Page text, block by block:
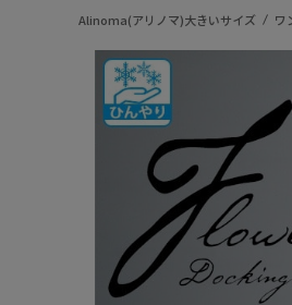
Alinoma(アリノマ)大きいサイズ ワ